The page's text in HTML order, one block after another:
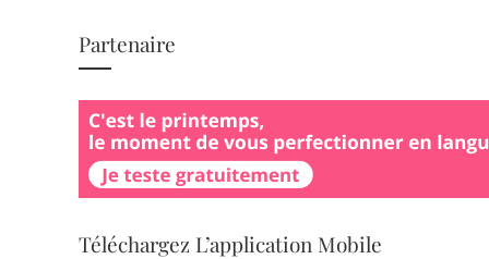
Partenaire
Téléchargez L’application Mobile